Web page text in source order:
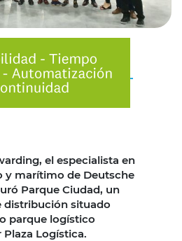
el especialista en
y marítimo de Deutsche
Parque Ciudad, un
distribución situado
parque logístico
Logística.